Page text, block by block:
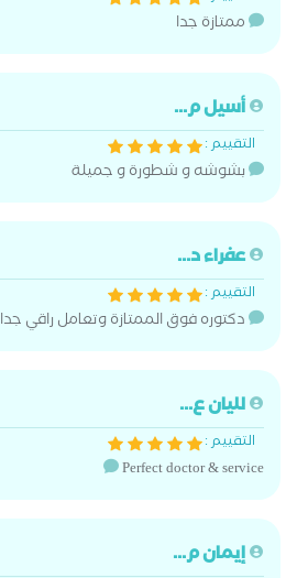
ممتازة جدا
أسيل م...
التقييم :
بشوشه و شطورة و جميلة
عفراء د...
التقييم :
دكتوره فوق الممتازة وتعامل راقي جدا
لليان ع...
التقييم :
Perfect doctor & service
إيمان م...